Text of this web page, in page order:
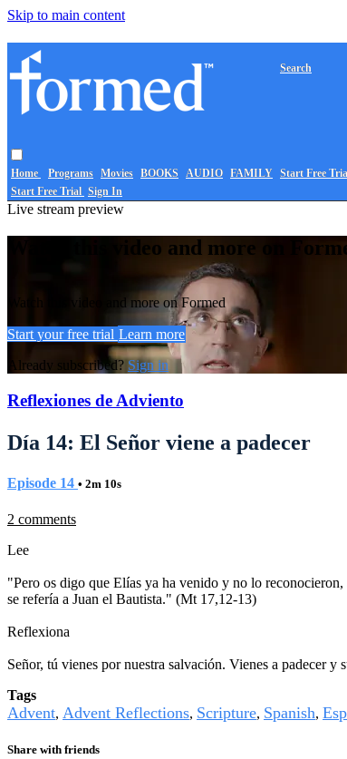
Skip to main content
Home Programs Movies BOOKS AUDIO FAMILY
Search
Start Free
Start Free Trial Sign In
Live stream preview
Watch this video and more on
Watch this video and more on Formed
Start your free trial Learn more
Already subscribed? Sign in
Reflexiones de Adviento
Día 14: El Señor viene a padecer
Episode 14 • 2m 10s
2 comments
Lee
"Pero os digo que Elías ya ha venido y no lo
se refería a Juan el Bautista." (Mt 17,12-13)
Reflexiona
Señor, tú vienes por nuestra salvación. Vienes a padecer
Tags
Advent, Advent Reflections, Scripture, Spanish,
Share with friends